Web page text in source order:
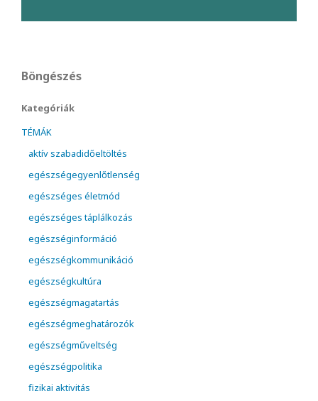
Böngészés
Kategóriák
TÉMÁK
aktív szabadidőeltöltés
egészségegyenlőtlenség
egészséges életmód
egészséges táplálkozás
egészséginformáció
egészségkommunikáció
egészségkultúra
egészségmagatartás
egészségmeghatározók
egészségműveltség
egészségpolitika
fizikai aktivitás